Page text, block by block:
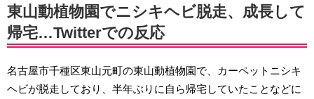
東山動植物園でニシキヘビ脱走、成長して
帰宅…Twitterでの反応
名古屋市千種区東山元町の東山動植物園で、カーペットニシキ
ヘビが脱走しており、半年ぶりに自ら帰宅していたことなどに